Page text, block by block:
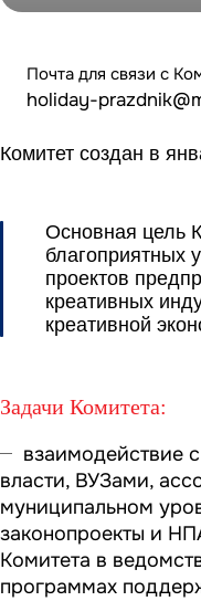
Почта для связи с
holiday-
Комитет создан в
Основная цель
благоприятных
проектов
креативных
креативной
Задачи Комитета:
взаимодействие
власти, ВУЗами,
муниципальном
законопроекты и
Комитета в
программах